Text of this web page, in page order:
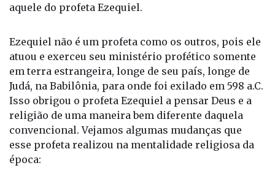
aquele do profeta Ezequiel.
Ezequiel não é um profeta como os outros, pois ele
atuou e exerceu seu ministério profético somente
em terra estrangeira, longe de seu país, longe de
Judá, na Babilônia, para onde foi exilado em 598 a.C.
Isso obrigou o profeta Ezequiel a pensar Deus e a
religião de uma maneira bem diferente daquela
convencional. Vejamos algumas mudanças que
esse profeta realizou na mentalidade religiosa da
época: